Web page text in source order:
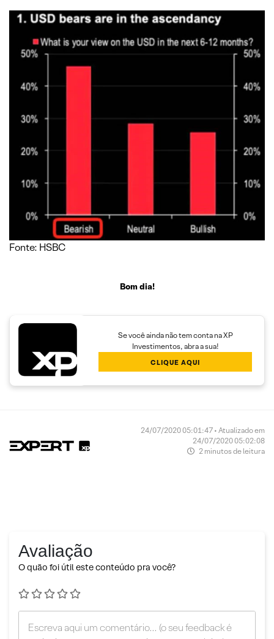
Fonte: HSBC
Bom dia!
Se você ainda não tem conta na XP
Investimentos, abra a sua!
CLIQUE AQUI
24/07/2020 05:01:47 • Atualizado em
24/07/2020 05:02:08
2 minutos de leitura
Avaliação
O quão foi útil este conteúdo pra você?